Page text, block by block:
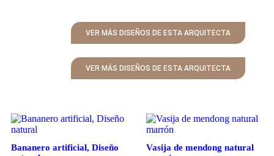
VER MÁS DISEÑOS DE ESTA ARQUITECTA
VER MÁS DISEÑOS DE ESTA ARQUITECTA
Bananero artificial, Diseño
Vasija de mendong natural